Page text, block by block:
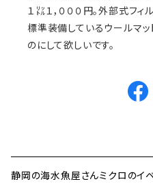
１㍑１，０００円。外部式フ
標準装備しているウールマッ
のにして欲しいです。
静岡の海水魚屋さんミクロのイ